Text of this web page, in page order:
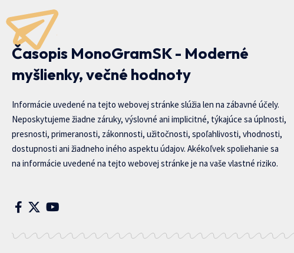
Časopis MonoGramSK - Moderné
myšlienky, večné hodnoty
Informácie uvedené na tejto webovej stránke slúžia len na zábavné účely.
Neposkytujeme žiadne záruky, výslovné ani implicitné, týkajúce sa úplnosti,
presnosti, primeranosti, zákonnosti, užitočnosti, spoľahlivosti, vhodnosti,
dostupnosti ani žiadneho iného aspektu údajov. Akékoľvek spoliehanie sa
na informácie uvedené na tejto webovej stránke je na vaše vlastné riziko.